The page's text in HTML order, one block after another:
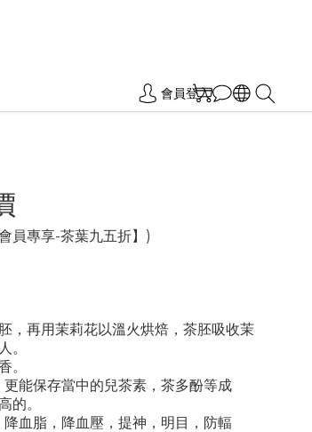
會員登入
員專享-茶葉九五折】)
，再用茉莉花以溫火烘焙，茶胚吸收茉
。
。
能保存當中的兒茶素，茶多酚等成
的。
血脂，降血壓，提神，明目，防輻